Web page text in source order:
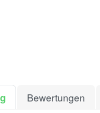
Bewertungen